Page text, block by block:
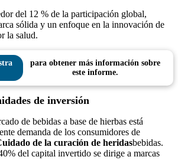
del 12 % de la participación global,
sólida y un enfoque en la innovación de
la salud.
para obtener más información sobre
este informe.
de inversión
de bebidas a base de hierbas está
demanda de los consumidores de
de la curación de heridasbebidas.
del capital invertido se dirige a marcas